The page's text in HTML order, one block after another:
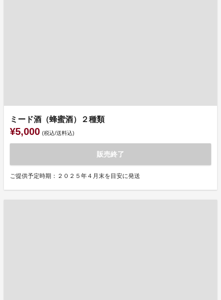
ミード酒（蜂蜜酒）２種類
¥5,000 (税込/送料込)
販売終了
ご提供予定時期：２０２５年４月末を目安に発送